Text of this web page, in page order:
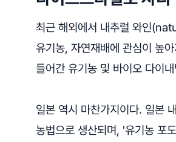
최근 해외에서 내추럴 와인
유기농, 자연재배에 관심이 높
들어간 유기농 및 바이오 다이
일본 역시 마찬가지이다. 일본
농법으로 생산되며, '유기농 포